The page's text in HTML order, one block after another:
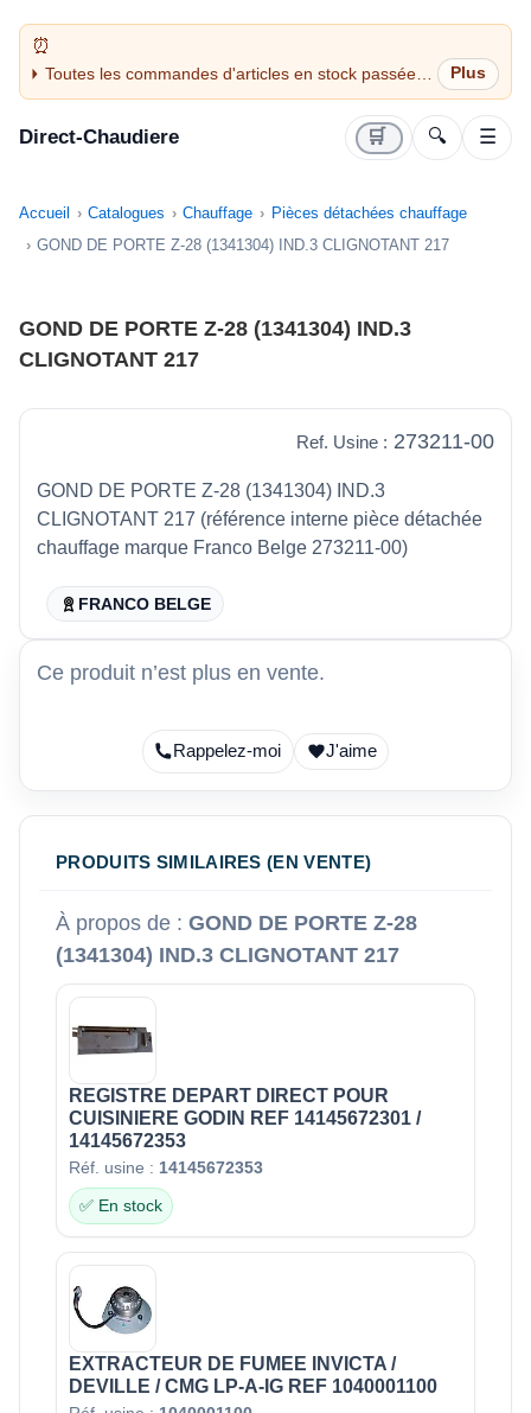
Toutes les commandes d'articles en stock passées
avant 14H sont expédiées le jour même (jours
Direct-Chaudiere 🛒 🔍 ☰
Accueil Catalogues Chauffage
Pièces détachées chauffage
GOND DE PORTE Z-28 (1341304) IND.3 CLIGNOTANT 217
GOND DE PORTE Z-28 (1341304) IND.3
CLIGNOTANT 217
Ref. Usine : 273211-00
GOND DE PORTE Z-28 (1341304) IND.3
CLIGNOTANT 217 (référence interne pièce détachée
chauffage marque Franco Belge 273211-00)
FRANCO BELGE
Ce produit n’est plus en vente.
Rappelez-moi J'aime
PRODUITS SIMILAIRES (EN VENTE)
À propos de : GOND DE PORTE Z-28
(1341304) IND.3 CLIGNOTANT 217
REGISTRE DEPART DIRECT POUR
CUISINIERE GODIN REF 14145672301 /
14145672353
Réf. usine : 14145672353
✅ En stock
EXTRACTEUR DE FUMEE INVICTA /
DEVILLE / CMG LP-A-IG REF 1040001100